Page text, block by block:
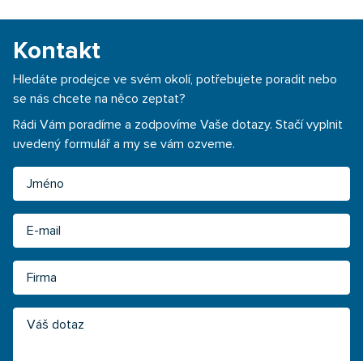
Kontakt
Hledáte prodejce ve svém okolí, potřebujete poradit nebo
se nás chcete na něco zeptat?
Rádi Vám poradíme a zodpovíme Vaše dotazy. Stačí vyplnit
uvedený formulář a my se vám ozveme.
Jméno
Váš dotaz